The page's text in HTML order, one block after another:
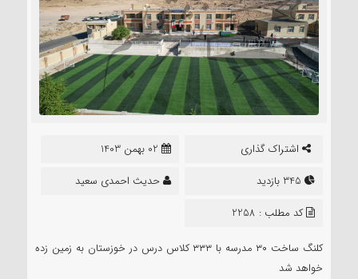
اشتراک گذاری
02 بهمن 1403
حدیث احمدی سعید
کد مطلب : 2258
کلنگ ساخت ۳۰ مدرسه با ۳۳۳ کلاس درس در خوزستان به زمین زده
خواهد شد